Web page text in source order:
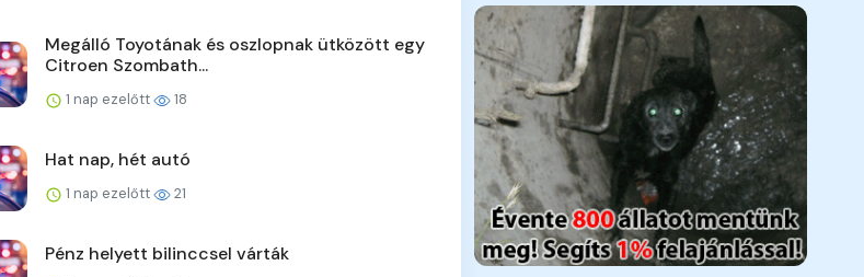
Megálló Toyotának és oszlopnak ütközött egy
Citroen Szombath...
1 nap ezelőtt 18
Hat nap, hét autó
1 nap ezelőtt 21
Pénz helyett bilinccsel várták